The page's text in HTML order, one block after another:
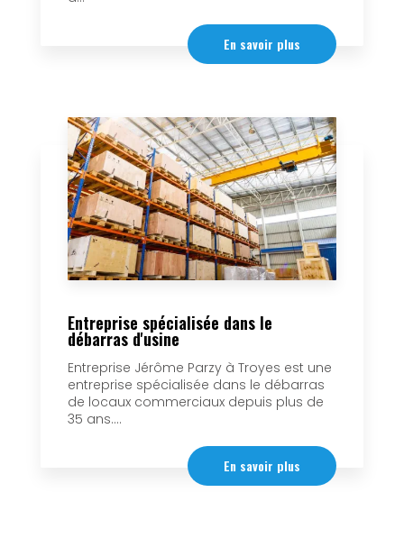
En savoir plus
Entreprise spécialisée dans le
débarras d'usine
Entreprise Jérôme Parzy à Troyes est une
entreprise spécialisée dans le débarras
de locaux commerciaux depuis plus de
35 ans....
En savoir plus